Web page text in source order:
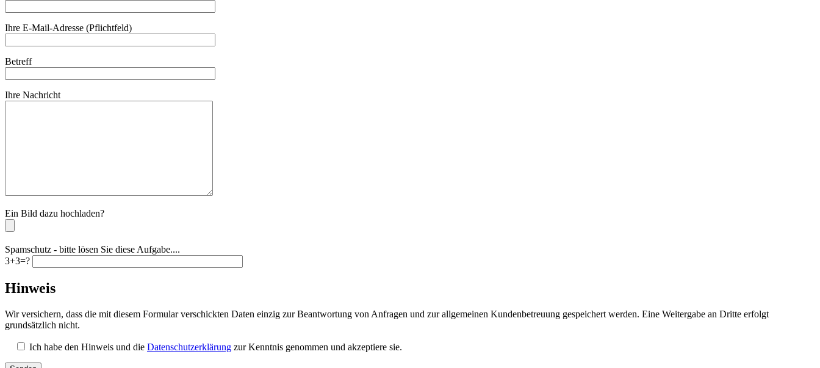
Ihre E-Mail-Adresse (Pflichtfeld)
Betreff
Ihre Nachricht
Bitte lassen Sie dieses Feld leer.
Ein Bild dazu hochladen?
Spamschutz - bitte lösen Sie diese Aufgabe....
3+3=?
Hinweis
Wir versichern, dass die mit diesem Formular verschickten Daten einzig zur Beantwortung von Anfragen und zur allgemeinen Kundenbetreuung gespeichert werden. Eine Weitergabe an Dritte erfolgt
grundsätzlich nicht.
Ich habe den Hinweis und die Datenschutzerklärung zur Kenntnis genommen und akzeptiere sie.